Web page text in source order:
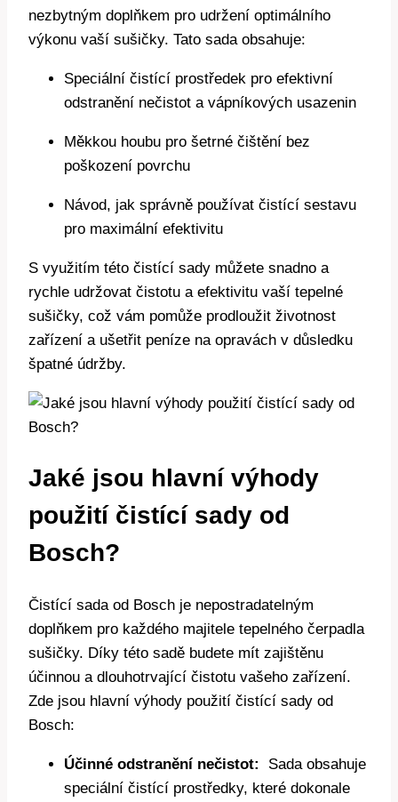
nezbytným​ doplňkem pro udržení optimálního
výkonu‌ vaší sušičky. Tato sada obsahuje:
Speciální čistící prostředek pro efektivní
⁣odstranění nečistot a vápníkových usazenin
Měkkou houbu‌ pro šetrné čištění bez
poškození ‌povrchu
Návod, jak správně používat ‌čistící sestavu
pro maximální efektivitu
S využitím této čistící sady můžete ‌snadno‌ a
rychle udržovat čistotu a efektivitu vaší⁣ tepelné
sušičky, což vám⁤ pomůže prodloužit ⁤životnost
zařízení ⁣a ušetřit peníze na⁤ opravách v důsledku
⁤špatné údržby.
Jaké jsou ⁣hlavní výhody
použití‍ čistící sady od⁤
Bosch?
Čistící sada od Bosch je⁤ nepostradatelným
doplňkem pro každého majitele ⁢tepelného ⁤čerpadla
sušičky. Díky‍ této‌ sadě budete mít zajištěnu
účinnou a dlouhotrvající čistotu vašeho zařízení.
Zde jsou hlavní výhody použití čistící sady od
Bosch:
Účinné‍ odstranění nečistot:
‍ Sada obsahuje⁢
speciální čistící‍ prostředky, které dokonale⁣